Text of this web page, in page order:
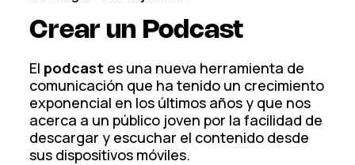
Crear un Podcast
El podcast es una nueva herramienta de
comunicación que ha tenido un crecimiento
exponencial en los últimos años y que nos
acerca a un público joven por la facilidad de
descargar y escuchar el contenido desde
sus dispositivos móviles.